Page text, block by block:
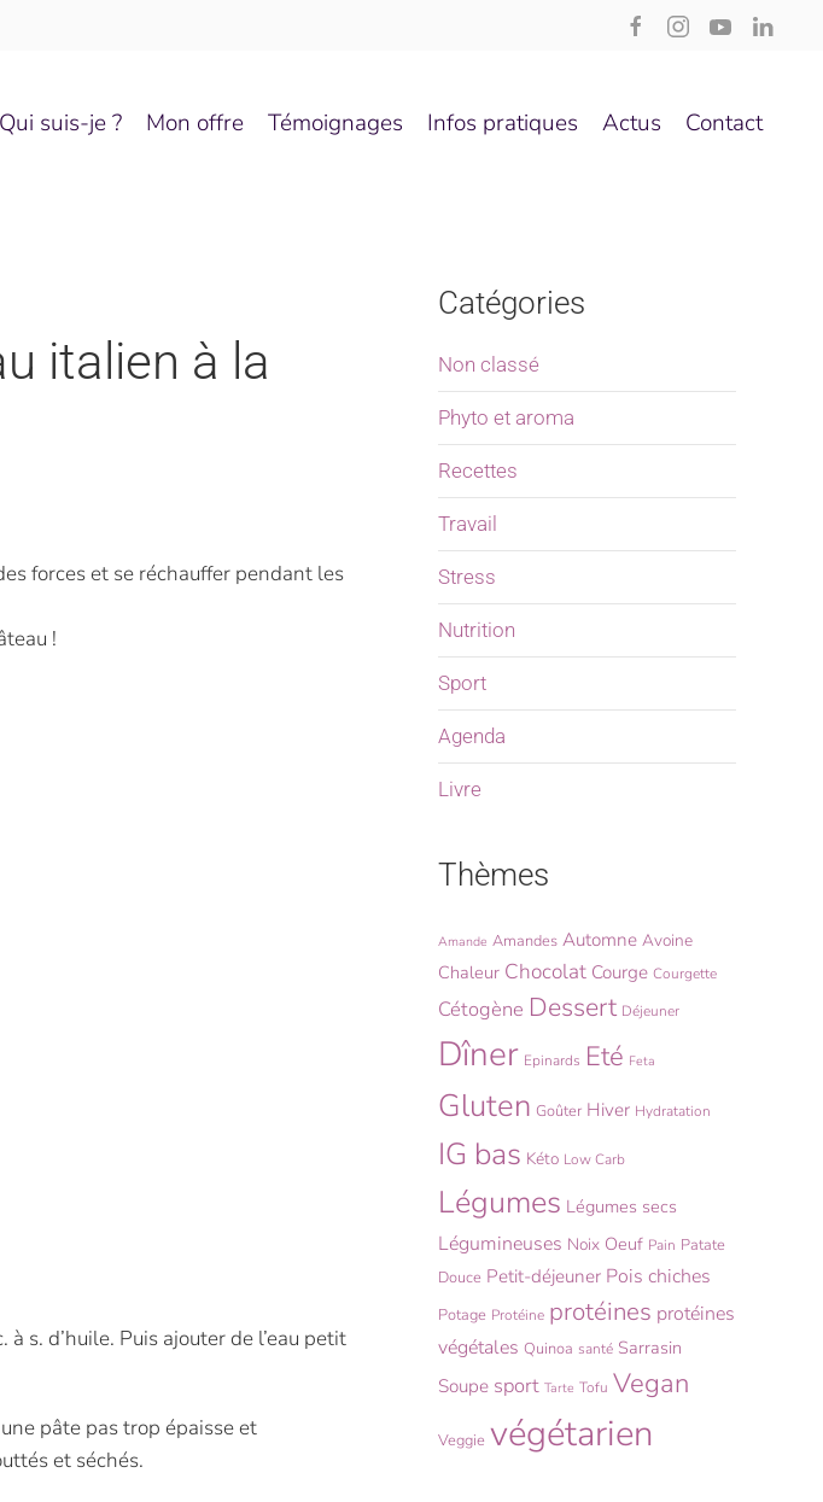
Qui suis-je ? Mon offre Témoignages Infos pratiques Actus Contact
italien à la
forces et se réchauffer pendant les
!
s. d’huile. Puis ajouter de l’eau petit
pâte pas trop épaisse et
et séchés.
Catégories
Non classé
Phyto et aroma
Recettes
Travail
Stress
Nutrition
Sport
Agenda
Livre
Thèmes
Amande Amandes Automne Avoine
Chaleur Chocolat Courge Courgette
Cétogène Dessert Déjeuner
Dîner Epinards Eté Feta
Gluten Goûter Hiver Hydratation
IG bas Kéto Low Carb
Légumes Légumes secs
Légumineuses Noix Oeuf Pain Patate
Douce Petit-déjeuner Pois chiches
Potage Protéine protéines protéines
végétales Quinoa santé Sarrasin
Soupe sport Tarte Tofu Vegan
Veggie végétarien